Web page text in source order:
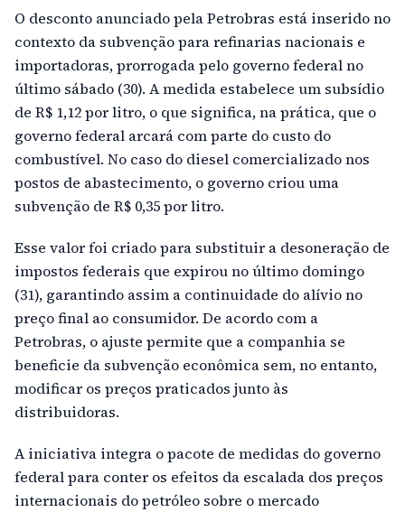
O desconto anunciado pela Petrobras está inserido no
contexto da subvenção para refinarias nacionais e
importadoras, prorrogada pelo governo federal no
último sábado (30). A medida estabelece um subsídio
de R$ 1,12 por litro, o que significa, na prática, que o
governo federal arcará com parte do custo do
combustível. No caso do diesel comercializado nos
postos de abastecimento, o governo criou uma
subvenção de R$ 0,35 por litro.
Esse valor foi criado para substituir a desoneração de
impostos federais que expirou no último domingo
(31), garantindo assim a continuidade do alívio no
preço final ao consumidor. De acordo com a
Petrobras, o ajuste permite que a companhia se
beneficie da subvenção econômica sem, no entanto,
modificar os preços praticados junto às
distribuidoras.
A iniciativa integra o pacote de medidas do governo
federal para conter os efeitos da escalada dos preços
internacionais do petróleo sobre o mercado